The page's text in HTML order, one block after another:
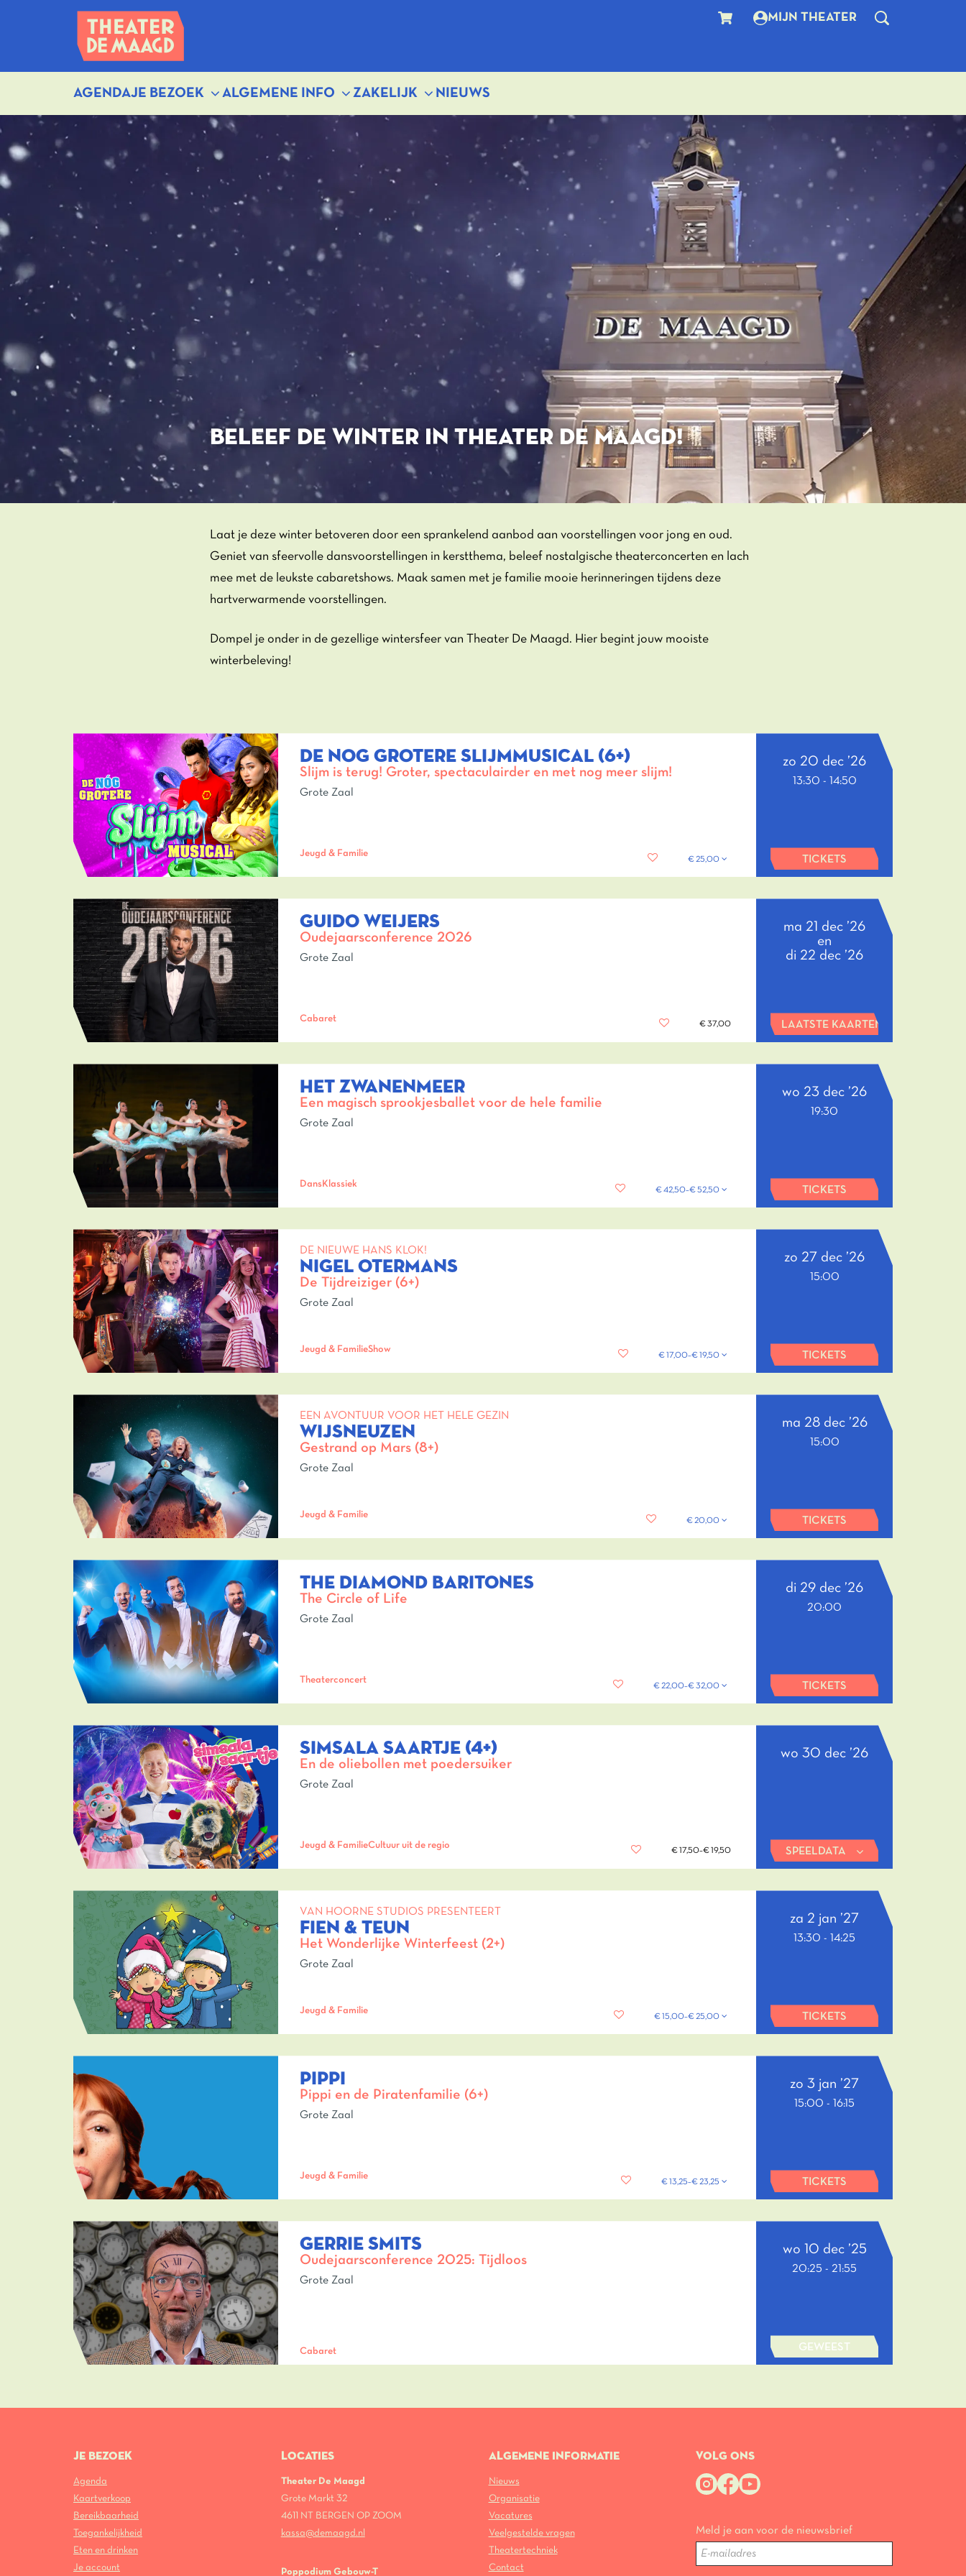
MIJN THEATER
AGENDAJE BEZOEK ALGEMENE INFO ZAKELIJK NIEUWS
BELEEF DE WINTER IN THEATER DE MAAGD!
Laat je deze winter betoveren door een sprankelend aanbod aan voorstellingen voor jong en oud.
Geniet van sfeervolle dansvoorstellingen in kerstthema, beleef nostalgische theaterconcerten en lach
mee met de leukste cabaretshows. Maak samen met je familie mooie herinneringen tijdens deze
hartverwarmende voorstellingen.
Dompel je onder in de gezellige wintersfeer van Theater De Maagd. Hier begint jouw mooiste
winterbeleving!
DE NOG GROTERE SLIJMMUSICAL (6+)
Slijm is terug! Groter, spectaculairder en met nog meer slijm!
Grote Zaal
Jeugd & Familie
€ 25,00
zo 20 dec ’26
13:30 - 14:50
TICKETS
GUIDO WEIJERS
Oudejaarsconference 2026
Grote Zaal
Cabaret
€ 37,00
ma 21 dec ’26
en
di 22 dec ’26
LAATSTE KAARTEN
HET ZWANENMEER
Een magisch sprookjesballet voor de hele familie
Grote Zaal
DansKlassiek
€ 42,50–€ 52,50
wo 23 dec ’26
19:30
TICKETS
NIGEL OTERMANS
De Tijdreiziger (6+)
DE NIEUWE HANS KLOK!
Grote Zaal
Jeugd & FamilieShow
€ 17,00–€ 19,50
zo 27 dec ’26
15:00
TICKETS
WIJSNEUZEN
Gestrand op Mars (8+)
EEN AVONTUUR VOOR HET HELE GEZIN
Grote Zaal
Jeugd & Familie
€ 20,00
ma 28 dec ’26
15:00
TICKETS
THE DIAMOND BARITONES
The Circle of Life
Grote Zaal
Theaterconcert
€ 22,00–€ 32,00
di 29 dec ’26
20:00
TICKETS
SIMSALA SAARTJE (4+)
En de oliebollen met poedersuiker
Grote Zaal
Jeugd & FamilieCultuur uit de regio
€ 17,50–€ 19,50
wo 30 dec ’26
SPEELDATA
FIEN & TEUN
Het Wonderlijke Winterfeest (2+)
VAN HOORNE STUDIOS PRESENTEERT
Grote Zaal
Jeugd & Familie
€ 15,00–€ 25,00
za 2 jan ’27
13:30 - 14:25
TICKETS
PIPPI
Pippi en de Piratenfamilie (6+)
Grote Zaal
Jeugd & Familie
€ 13,25–€ 23,25
zo 3 jan ’27
15:00 - 16:15
TICKETS
GERRIE SMITS
Oudejaarsconference 2025: Tijdloos
Grote Zaal
Cabaret
wo 10 dec ’25
20:25 - 21:55
GEWEEST
JE BEZOEK
Agenda
Kaartverkoop
Bereikbaarheid
Toegankelijkheid
Eten en drinken
Je account
LOCATIES
Theater De Maagd
Grote Markt 32
4611 NT BERGEN OP ZOOM
kassa@demaagd.nl
Poppodium Gebouw-T
ALGEMENE INFORMATIE
Nieuws
Organisatie
Vacatures
Veelgestelde vragen
Theatertechniek
Contact
VOLG ONS
Meld je aan voor de nieuwsbrief